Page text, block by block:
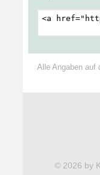
Alle Angaben auf
© 2026 by